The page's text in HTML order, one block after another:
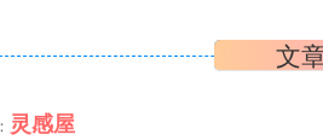
探索公园各处。两路相连所构建的
行运动健身活动。基于“儿童友好
公园环境。场地内有 0-3 岁，3-6
文
灵感屋